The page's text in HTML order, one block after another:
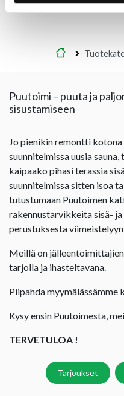
Etusivu
Puutoimi – puuta ja
sisustamiseen
Jo pienikin remontti
suunnitelmissa uusia
kaipaako pihasi terassia
suunnitelmissa sitten isoa
tutustumaan Puutoimen
rakennustarvikkeita sisä-
perustuksesta viimeistelyyn
Meillä on
tarjolla ja ihasteltavana.
Piipahda myymälässämme
Kysy ensin Puutoimesta,
TERVETULOA !
Tarjoukset